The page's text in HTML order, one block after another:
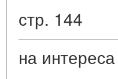
стр. 144
на